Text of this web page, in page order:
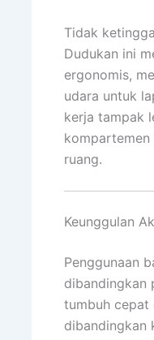
Tidak
Dudukan ini
ergonomis,
udara untuk
kerja tampak
kompartemen
ruang.
Keunggulan
Penggunaan
dibandingkan
tumbuh cepat
dibandingkan